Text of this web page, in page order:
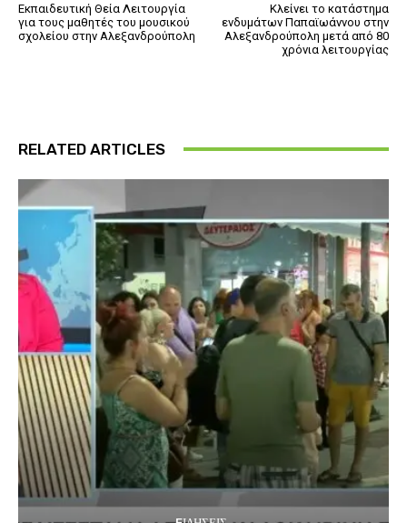
Εκπαιδευτική Θεία Λειτουργία
για τους μαθητές του μουσικού
σχολείου στην Αλεξανδρούπολη
Κλείνει το κατάστημα
ενδυμάτων Παπαϊωάννου στην
Αλεξανδρούπολη μετά από 80
χρόνια λειτουργίας
RELATED ARTICLES